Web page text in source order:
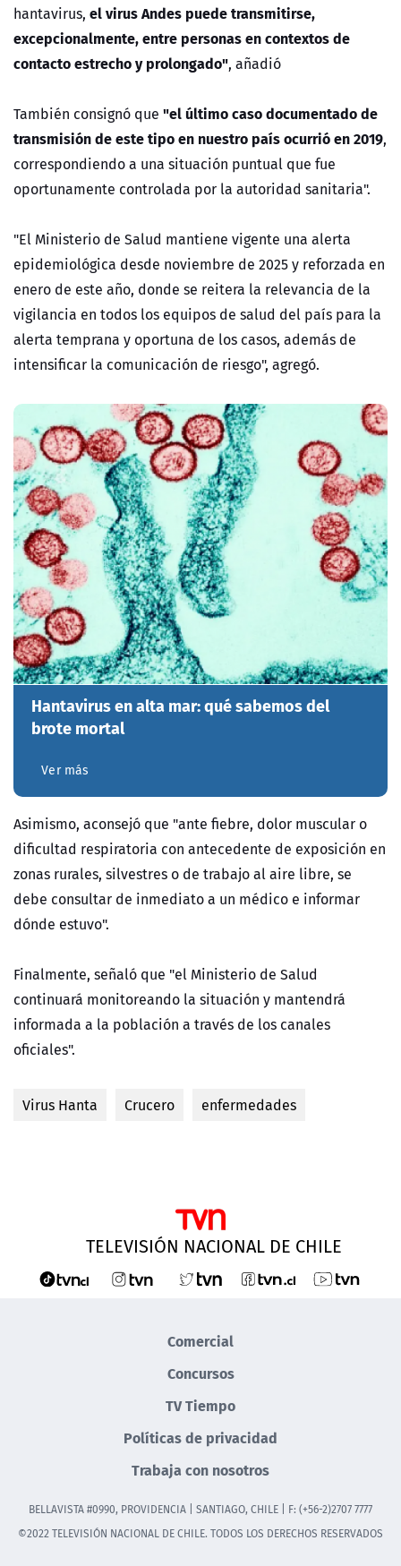
hantavirus, el virus Andes puede transmitirse,
excepcionalmente, entre personas en contextos de
contacto estrecho y prolongado", añadió
También consignó que "el último caso documentado de
transmisión de este tipo en nuestro país ocurrió en 2019,
correspondiendo a una situación puntual que fue
oportunamente controlada por la autoridad sanitaria".
"El Ministerio de Salud mantiene vigente una alerta
epidemiológica desde noviembre de 2025 y reforzada en
enero de este año, donde se reitera la relevancia de la
vigilancia en todos los equipos de salud del país para la
alerta temprana y oportuna de los casos, además de
intensificar la comunicación de riesgo", agregó.
Hantavirus en alta mar: qué sabemos del
brote mortal
Ver más
Asimismo, aconsejó que "ante fiebre, dolor muscular o
dificultad respiratoria con antecedente de exposición en
zonas rurales, silvestres o de trabajo al aire libre, se
debe consultar de inmediato a un médico e informar
dónde estuvo".
Finalmente, señaló que "el Ministerio de Salud
continuará monitoreando la situación y mantendrá
informada a la población a través de los canales
oficiales".
Virus Hanta Crucero enfermedades
TELEVISIÓN NACIONAL DE CHILE
Comercial
Concursos
TV Tiempo
Políticas de privacidad
Trabaja con nosotros
BELLAVISTA #0990, PROVIDENCIA | SANTIAGO, CHILE | F: (+56-2)2707 7777
©2022 TELEVISIÓN NACIONAL DE CHILE. TODOS LOS DERECHOS RESERVADOS